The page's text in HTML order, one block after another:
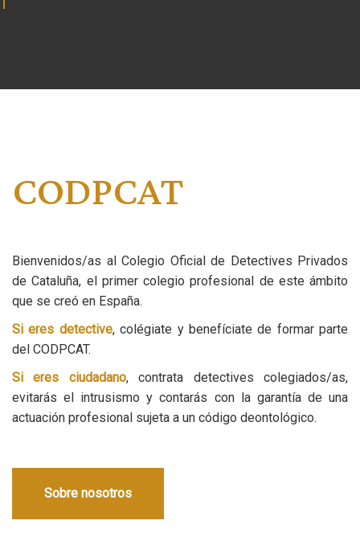
CODPCAT
Bienvenidos/as al Colegio Oficial de Detectives Privados
de Cataluña, el primer colegio profesional de este ámbito
que se creó en España.
Si eres detective, colégiate y benefíciate de formar parte
del CODPCAT.
Si eres ciudadano, contrata detectives colegiados/as,
evitarás el intrusismo y contarás con la garantía de una
actuación profesional sujeta a un código deontológico.
Sobre nosotros